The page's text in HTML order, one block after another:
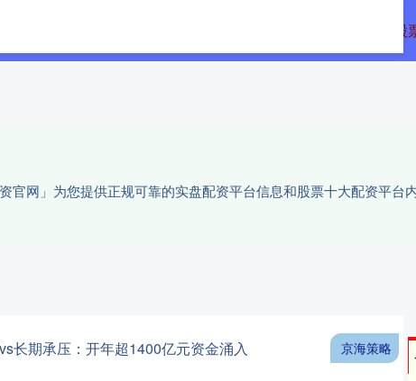
官网」为您提供正规可靠的实盘配资平台信息和股票十大配资平台
长期承压：开年超1400亿元资金涌入
京海策略